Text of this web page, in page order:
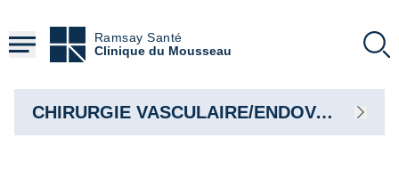
contenu
principal
Ramsay Santé
Clinique du Mousseau
CHIRURGIE VASCULAIRE/ENDOVASCULAIRE